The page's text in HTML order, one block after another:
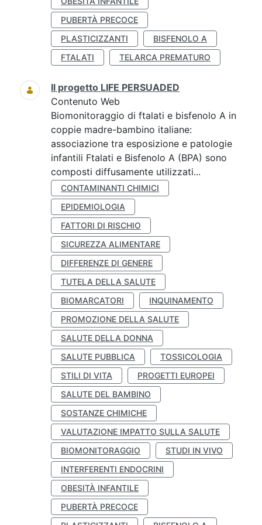
PUBERTÀ PRECOCE
PLASTICIZZANTI
BISFENOLO A
FTALATI
TELARCA PREMATURO
Il progetto LIFE PERSUADED
Contenuto Web
Biomonitoraggio di ftalati e bisfenolo A in
coppie madre-bambino italiane:
associazione tra esposizione e patologie
infantili Ftalati e Bisfenolo A (BPA) sono
composti diffusamente utilizzati...
CONTAMINANTI CHIMICI
EPIDEMIOLOGIA
FATTORI DI RISCHIO
SICUREZZA ALIMENTARE
DIFFERENZE DI GENERE
TUTELA DELLA SALUTE
BIOMARCATORI
INQUINAMENTO
PROMOZIONE DELLA SALUTE
SALUTE DELLA DONNA
SALUTE PUBBLICA
TOSSICOLOGIA
STILI DI VITA
PROGETTI EUROPEI
SALUTE DEL BAMBINO
SOSTANZE CHIMICHE
VALUTAZIONE IMPATTO SULLA SALUTE
BIOMONITORAGGIO
STUDI IN VIVO
INTERFERENTI ENDOCRINI
OBESITÀ INFANTILE
PUBERTÀ PRECOCE